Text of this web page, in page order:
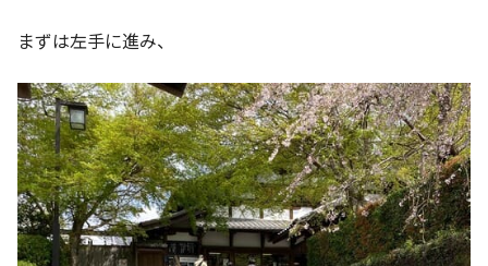
まずは左手に進み、